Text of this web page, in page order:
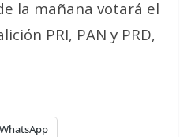
la mañana votará el
PRI, PAN y PRD,
WhatsApp